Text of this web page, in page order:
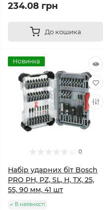
234.08 грн
До кошика
Новинка
0
Набір ударних біт Bosch
PRO PH, PZ, SL, H, TX, 25,
55, 90 мм, 41 шт
В наявності